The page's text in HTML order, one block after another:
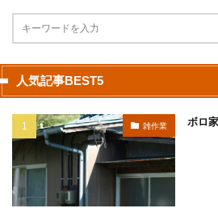
人気記事BEST5
雑作業 ボロ